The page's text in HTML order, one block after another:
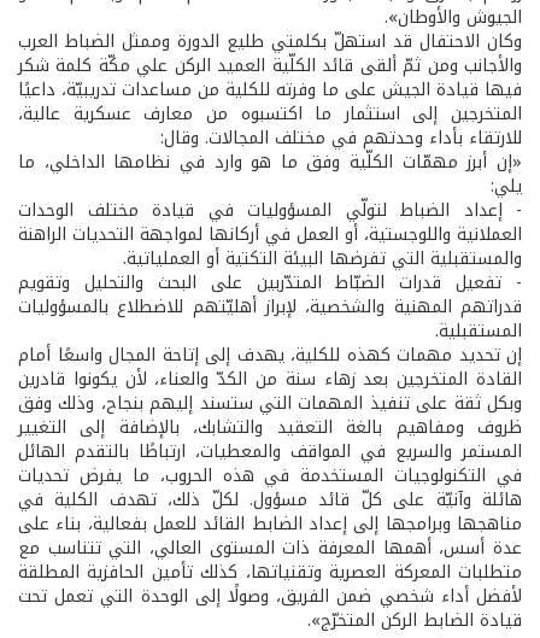
الجيوش والأوطان».
وكان الاحتفال قد استهلّ بكلمتي طليع الدورة وممثل الضباط العرب
والأجانب ومن ثمّ ألقى قائد الكلّية العميد الركن علي مكّة كلمة شكر
فيها قيادة الجيش على ما وفرته للكلية من مساعدات تدريبيّة، داعيًا
المتخرجين إلى استثمار ما اكتسبوه من معارف عسكرية عالية،
للارتقاء بأداء وحدتهم في مختلف المجالات. وقال:
«إن أبرز مهمّات الكلّية وفق ما هو وارد في نظامها الداخلي، ما
يلي:
- إعداد الضباط لتولّي المسؤوليات في قيادة مختلف الوحدات
العملانية واللوجستية، أو العمل في أركانها لمواجهة التحديات الراهنة
والمستقبلية التي تفرضها البيئة التكتية أو العملياتية.
- تفعيل قدرات الضبّاط المتدّربين على البحث والتحليل وتقويم
قدراتهم المهنية والشخصية، لإبراز أهليّتهم للاضطلاع بالمسؤوليات
المستقبلية.
إن تحديد مهمات كهذه للكلية، يهدف إلى إتاحة المجال واسعًا أمام
القادة المتخرجين بعد زهاء سنة من الكدّ والعناء، لأن يكونوا قادرين
وبكل ثقة على تنفيذ المهمات التي ستسند إليهم بنجاح، وذلك وفق
ظروف ومفاهيم بالغة التعقيد والتشابك، بالإضافة إلى التغيير
المستمر والسريع في المواقف والمعطيات، ارتباطًا بالتقدم الهائل
في التكنولوجيات المستخدمة في هذه الحروب، ما يفرض تحديات
هائلة وآنيّة على كلّ قائد مسؤول. لكلّ ذلك، تهدف الكلية في
مناهجها وبرامجها إلى إعداد الضابط القائد للعمل بفعالية، بناء على
عدة أسس، أهمها المعرفة ذات المستوى العالي، التي تتناسب مع
متطلبات المعركة العصرية وتقنياتها، كذلك تأمين الحافزية المطلقة
لأفضل أداء شخصي ضمن الفريق، وصولًا إلى الوحدة التي تعمل تحت
قيادة الضابط الركن المتخرّج».